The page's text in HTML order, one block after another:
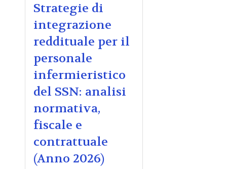
Strategie di
integrazione
reddituale per il
personale
infermieristico
del SSN: analisi
normativa,
fiscale e
contrattuale
(Anno 2026)